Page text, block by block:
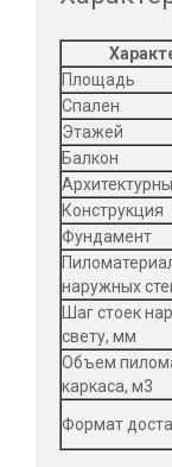
Площадь
Спален
Этажей
Балкон
Конструкция
Фундамент
наружных
Шаг стоек
свету, мм
Объем
каркаса, м3
Формат